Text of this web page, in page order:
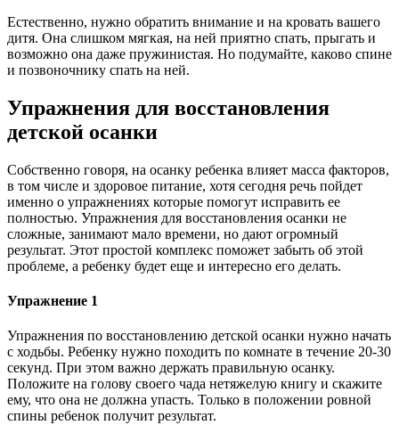
Естественно, нужно обратить внимание и на кровать вашего
дитя. Она слишком мягкая, на ней приятно спать, прыгать и
возможно она даже пружинистая. Но подумайте, каково спине
и позвоночнику спать на ней.
Упражнения для восстановления
детской осанки
Собственно говоря, на осанку ребенка влияет масса факторов,
в том числе и здоровое питание, хотя сегодня речь пойдет
именно о упражнениях которые помогут исправить ее
полностью. Упражнения для восстановления осанки не
сложные, занимают мало времени, но дают огромный
результат. Этот простой комплекс поможет забыть об этой
проблеме, а ребенку будет еще и интересно его делать.
Упражнение 1
Упражнения по восстановлению детской осанки нужно начать
с ходьбы. Ребенку нужно походить по комнате в течение 20-30
секунд. При этом важно держать правильную осанку.
Положите на голову своего чада нетяжелую книгу и скажите
ему, что она не должна упасть. Только в положении ровной
спины ребенок получит результат.